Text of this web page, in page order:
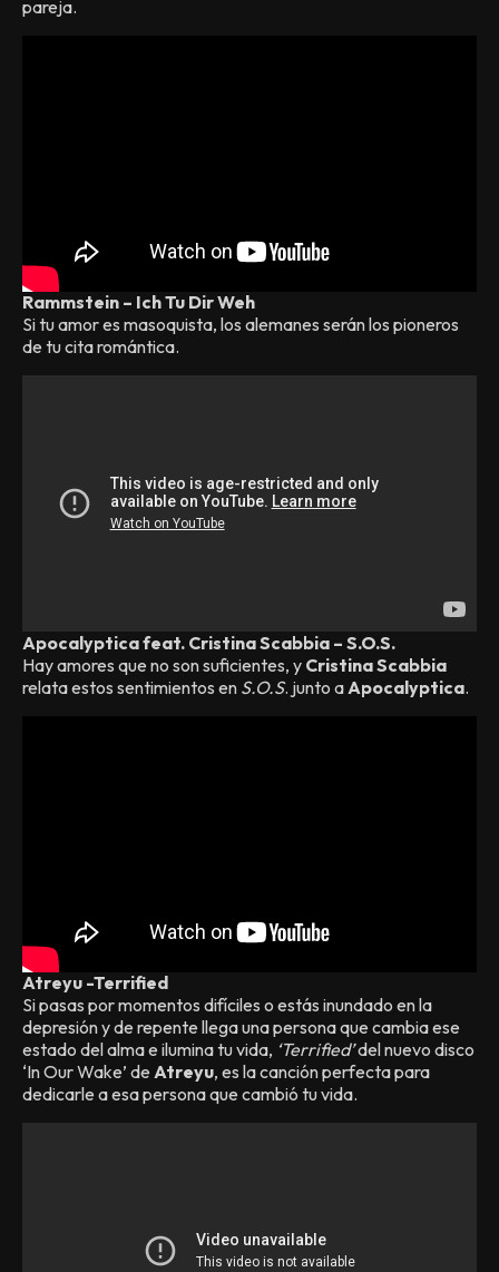
pareja.
Rammstein – Ich Tu Dir Weh
Si tu amor es masoquista, los alemanes serán los pioneros
de tu cita romántica.
Apocalyptica feat. Cristina Scabbia – S.O.S.
Hay amores que no son suficientes, y Cristina Scabbia
relata estos sentimientos en S.O.S. junto a Apocalyptica.
Atreyu -Terrified
Si pasas por momentos difíciles o estás inundado en la
depresión y de repente llega una persona que cambia ese
estado del alma e ilumina tu vida, ‘Terrified’del nuevo disco
‘In Our Wake’ de Atreyu, es la canción perfecta para
dedicarle a esa persona que cambió tu vida.